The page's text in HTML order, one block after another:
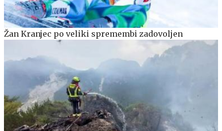
Žan Kranjec po veliki spremembi zadovoljen